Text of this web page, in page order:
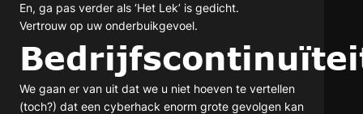
En, ga pas verder als ‘Het Lek’ is gedicht.
Vertrouw op uw onderbuikgevoel.
We gaan er van uit dat we u niet hoeven te vertellen
(toch?) dat een cyberhack enorm grote gevolgen kan